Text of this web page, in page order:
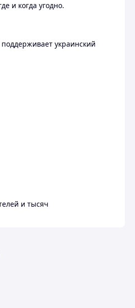
и когда угодно.
украинский
и тысяч